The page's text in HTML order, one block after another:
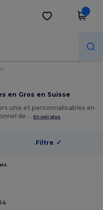
Obtenir l'appli
en Gros en Suisse
unis et personnalisables en
de … En voir plus
Filtre ✓